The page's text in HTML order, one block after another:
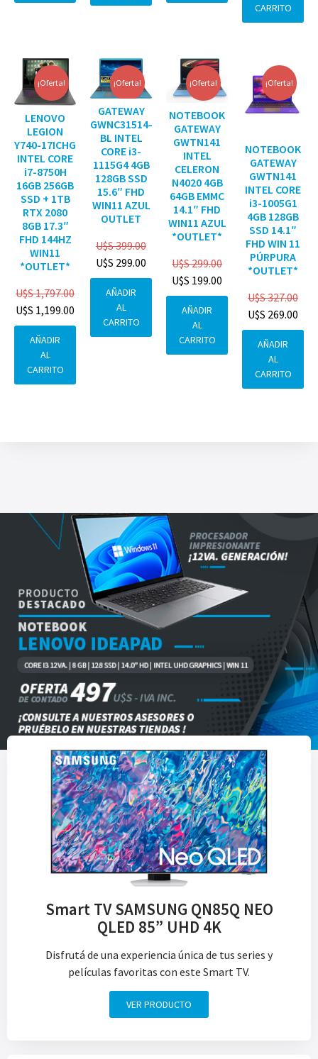
CARRITO
¡Oferta!
LENOVO
LEGION
Y740-17ICHG
INTEL CORE
i7-8750H
16GB 256GB
SSD + 1TB
RTX 2080
8GB 17.3″
FHD 144HZ
WIN11
*OUTLET*
U$S1,797.00
U$S 1,199.00
AÑADIR
AL
CARRITO
¡Oferta!
GATEWAY
GWNC31514-
BL INTEL
CORE i3-
1115G4 4GB
128GB SSD
15.6″ FHD
WIN11 AZUL
OUTLET
U$S399.00
U$S 299.00
AÑADIR
AL
CARRITO
¡Oferta!
NOTEBOOK
GATEWAY
GWTN141
INTEL
CELERON
N4020 4GB
64GB EMMC
14.1″ FHD
WIN11 AZUL
*OUTLET*
U$S299.00
U$S 199.00
AÑADIR
AL
CARRITO
¡Oferta!
NOTEBOOK
GATEWAY
GWTN141
INTEL CORE
i3-1005G1
4GB 128GB
SSD 14.1″
FHD WIN 11
PÚRPURA
*OUTLET*
U$S327.00
U$S 269.00
AÑADIR
AL
CARRITO
Smart TV SAMSUNG QN85Q NEO
QLED 85” UHD 4K
Disfrutá de una experiencia única de tus series y
películas favoritas con este Smart TV.
VER PRODUCTO